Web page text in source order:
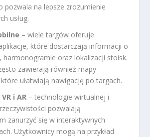
pozwala na lepsze zrozumienie
usług.
– wiele targów oferuje
które dostarczają informacji o
harmonogramie oraz lokalizacji stoisk.
zawierają również mapy
ułatwiają nawigację po targach.
i AR – technologie wirtualnej i
pozwalają
zanurzyć się w interaktywnych
Użytkownicy mogą na przykład